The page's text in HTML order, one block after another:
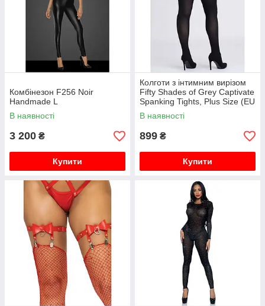
Комбінезон F256 Noir
Handmade L
В наявності
3 200 ₴
Купити
Колготи з інтимним вирізом
Fifty Shades of Grey Captivate
Spanking Tights, Plus Size (EU
46-52)
В наявності
899 ₴
Купити